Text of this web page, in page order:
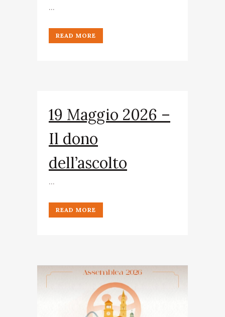
...
READ MORE
19 Maggio 2026 –
Il dono
dell’ascolto
...
READ MORE